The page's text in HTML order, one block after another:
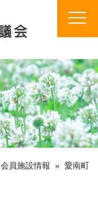
会員施設情報 » 愛南町